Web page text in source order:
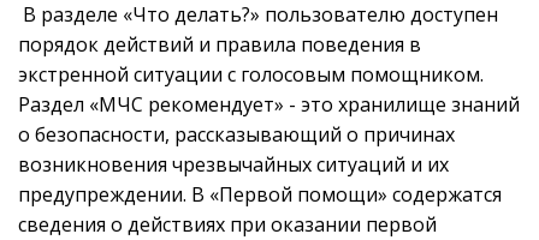
В разделе «Что делать?» пользователю доступен
порядок действий и правила поведения в
экстренной ситуации с голосовым помощником.
Раздел «МЧС рекомендует» - это хранилище знаний
о безопасности, рассказывающий о причинах
возникновения чрезвычайных ситуаций и их
предупреждении. В «Первой помощи» содержатся
сведения о действиях при оказании первой